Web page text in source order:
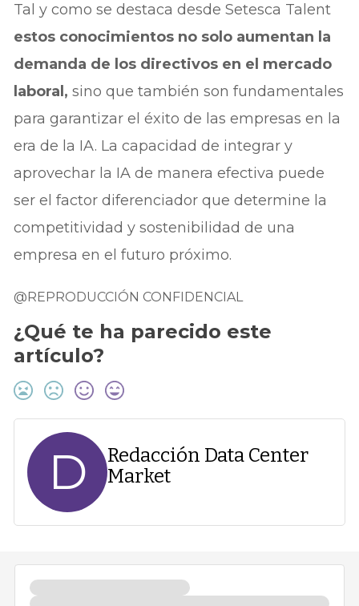
Tal y como se destaca desde Setesca Talent
estos conocimientos no solo aumentan la
demanda de los directivos en el mercado
laboral, sino que también son fundamentales
para garantizar el éxito de las empresas en la
era de la IA. La capacidad de integrar y
aprovechar la IA de manera efectiva puede
ser el factor diferenciador que determine la
competitividad y sostenibilidad de una
empresa en el futuro próximo.
@REPRODUCCIÓN CONFIDENCIAL
¿Qué te ha parecido este
artículo?
D
Redacción Data Center
Market